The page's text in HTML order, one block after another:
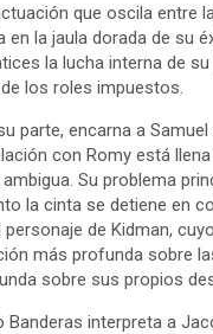
que oscila entre
en la jaula dorada de su
la lucha interna de
los roles impuestos.
parte, encarna a
con Romy está
Su problema
la cinta se detiene en
de Kidman,
más profunda sobre
sobre sus propios
interpreta a